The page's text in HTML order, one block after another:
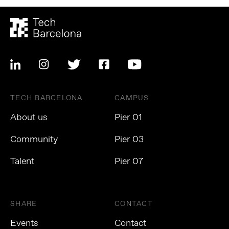
TECH BARCELONA
About us
Community
Talent
CAMPUS
Pier 01
Pier 03
Pier 07
SHARE
Events
CONTACT
Contact